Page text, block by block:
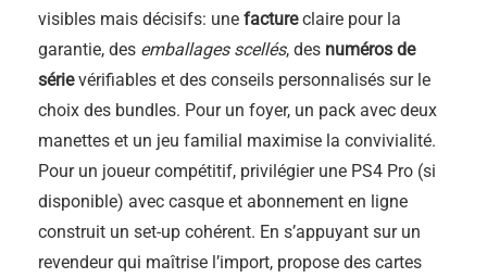
visibles mais décisifs: une factureclaire pour la
garantie, des emballages scellés, des numéros de
sérievérifiables et des conseils personnalisés sur le
choix des bundles. Pour un foyer, un pack avec deux
manettes et un jeu familial maximise la convivialité.
Pour un joueur compétitif, privilégier une PS4 Pro (si
disponible) avec casque et abonnement en ligne
construit un set-up cohérent. En s’appuyant sur un
revendeur qui maîtrise l’import, propose des cartes